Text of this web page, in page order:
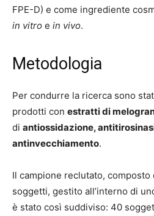
FPE-D) e come ingrediente
in vitro e in vivo.
Metodologia
Per condurre la ricerca sono
prodotti con estratti di
di antiossidazione,
antinvecchiamento.
Il campione reclutato, composto
soggetti, gestito all’interno di
è stato così suddiviso: 40